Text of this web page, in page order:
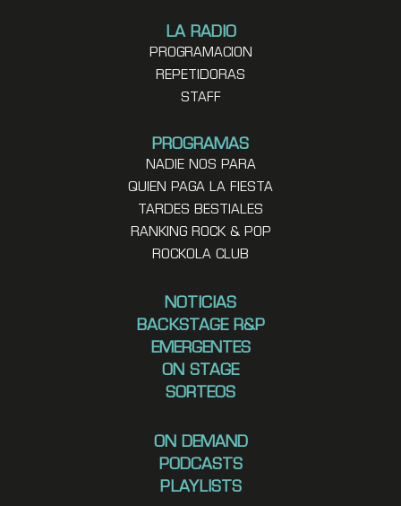
LA RADIO
PROGRAMACION
REPETIDORAS
STAFF
PROGRAMAS
NADIE NOS PARA
QUIEN PAGA LA FIESTA
TARDES BESTIALES
RANKING ROCK & POP
ROCKOLA CLUB
NOTICIAS
BACKSTAGE R&P
EMERGENTES
ON STAGE
SORTEOS
ON DEMAND
PODCASTS
PLAYLISTS